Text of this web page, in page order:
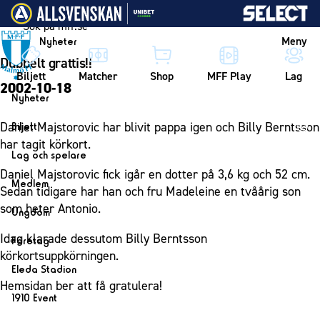
Vidare till innehållet
Nyheter Meny
Biljett Matcher Shop MFF Play Lag
Nyheter
Nyheter
Kalender
Biljett
Biljett
Årskort herr
Årskort dam
Mitt MFF
Biljetter till bortamatcher
Biljettvillkor
Lag och spelare
Lag
Herrlaget
Spelare
Ledarstab
Damlaget
Spelare
Medlem
Medlemskap i Malmö FF
Ungdom
MFF Ungdom
Sommarfotboll
Skånecupen
Fotbollsskolan
Företag
Bli företagspartner
Nätverket
Eleda Stadion
Eleda Stadion
1910 Event
Dubbelt grattis!!
2002-10-18
Daniel Majstorovic har blivit pappa igen och Billy Berntsson
har tagit körkort.
Daniel Majstorovic fick igår en dotter på 3,6 kg och 52 cm.
Sedan tidigare har han och fru Madeleine en tvåårig son
som heter Antonio.
Idag klarade dessutom Billy Berntsson
körkortsuppkörningen.
Hemsidan ber att få gratulera!